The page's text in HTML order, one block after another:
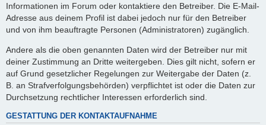
Informationen im Forum oder kontaktiere den Betreiber. Die E-Mail-
Adresse aus deinem Profil ist dabei jedoch nur für den Betreiber
und von ihm beauftragte Personen (Administratoren) zugänglich.
Andere als die oben genannten Daten wird der Betreiber nur mit
deiner Zustimmung an Dritte weitergeben. Dies gilt nicht, sofern er
auf Grund gesetzlicher Regelungen zur Weitergabe der Daten (z.
B. an Strafverfolgungsbehörden) verpflichtet ist oder die Daten zur
Durchsetzung rechtlicher Interessen erforderlich sind.
GESTATTUNG DER KONTAKTAUFNAHME